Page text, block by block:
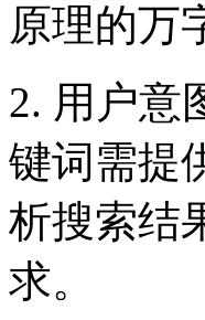
原理的万
2. 用户意
键词需提
析搜索结
求。